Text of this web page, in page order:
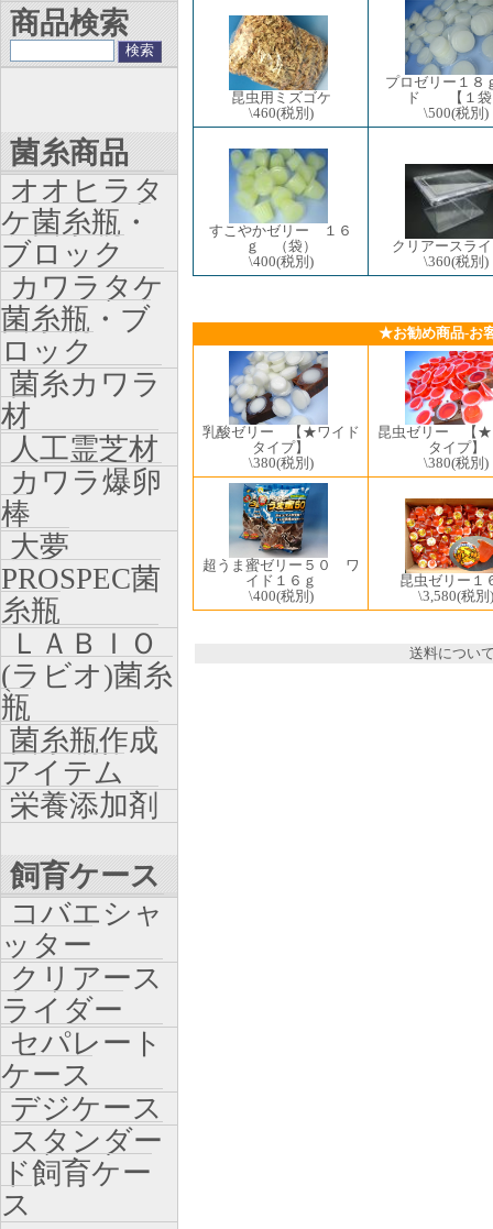
昆虫用ミズゴケ
\460(税別)
プロゼリー１８
ド 【１袋
\500(税別)
すこやかゼリー １６
ｇ （袋）
\400(税別)
クリアースラ
\360(税別)
★お勧め商品-お
乳酸ゼリー 【★ワイド
タイプ】
\380(税別)
昆虫ゼリー 【★
タイプ】
\380(税別)
超うま蜜ゼリー５０ ワ
イド１６ｇ
\400(税別)
昆虫ゼリー１
\3,580(税別)
送料につい
商品検索
菌糸商品
オオヒラタ
ケ菌糸瓶・
ブロック
カワラタケ
菌糸瓶・ブ
ロック
菌糸カワラ
材
人工霊芝材
カワラ爆卵
棒
大夢
PROSPEC菌
糸瓶
ＬＡＢＩＯ
(ラビオ)菌糸
瓶
菌糸瓶作成
アイテム
栄養添加剤
飼育ケース
コバエシャ
ッター
クリアース
ライダー
セパレート
ケース
デジケース
スタンダー
ド飼育ケー
ス